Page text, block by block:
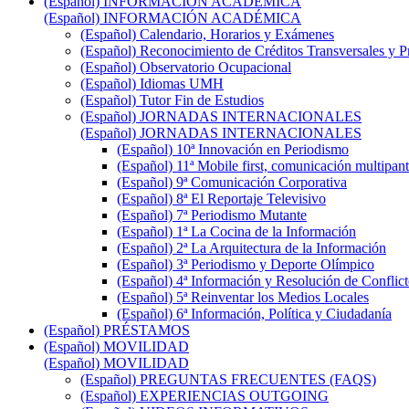
(Español) INFORMACIÓN ACADÉMICA
(Español) Calendario, Horarios y Exámenes
(Español) Reconocimiento de Créditos Transversales y
(Español) Observatorio Ocupacional
(Español) Idiomas UMH
(Español) Tutor Fin de Estudios
(Español) JORNADAS INTERNACIONALES
(Español) JORNADAS INTERNACIONALES
(Español) 10ª Innovación en Periodismo
(Español) 11ª Mobile first, comunicación
(Español) 9ª Comunicación Corporativa
(Español) 8ª El Reportaje Televisivo
(Español) 7ª Periodismo Mutante
(Español) 1ª La Cocina de la Información
(Español) 2ª La Arquitectura de la Información
(Español) 3ª Periodismo y Deporte Olímpico
(Español) 4ª Información y Resolución de
(Español) 5ª Reinventar los Medios Locales
(Español) 6ª Información, Política y Ciudadanía
(Español) PRÉSTAMOS
(Español) MOVILIDAD
(Español) MOVILIDAD
(Español) PREGUNTAS FRECUENTES (FAQS)
(Español) EXPERIENCIAS OUTGOING